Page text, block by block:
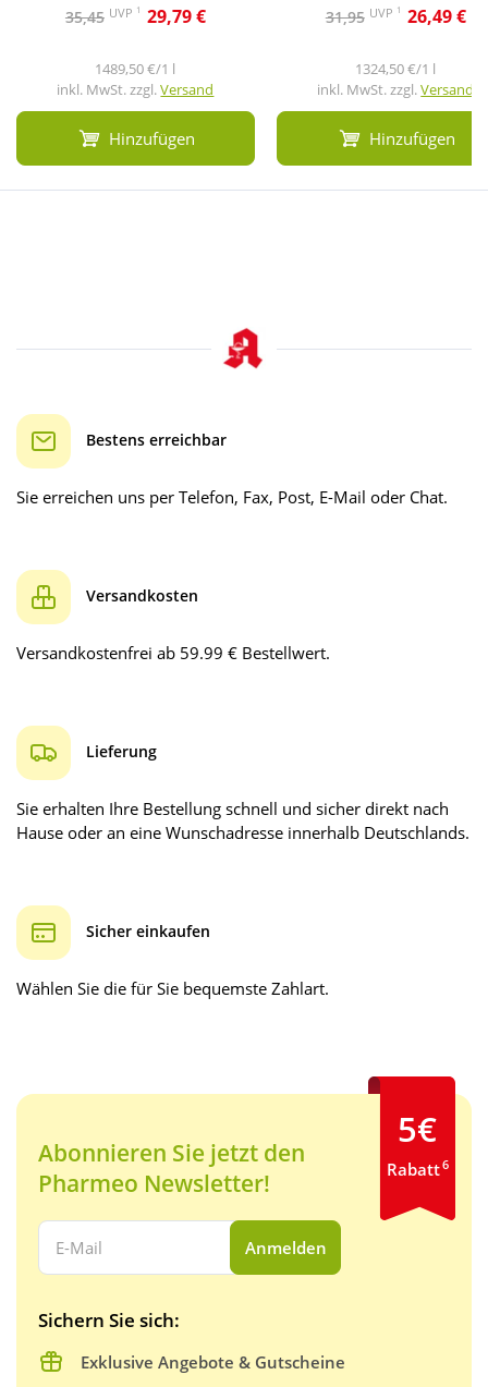
35,45 UVP 1 29,79 €
1489,50 €/1 l
inkl. MwSt. zzgl.Versand
Hinzufügen
31,95 UVP 1 26,49 €
1324,50 €/1 l
inkl. MwSt. zzgl.Versand
Hinzufügen
Bestens erreichbar
Sie erreichen uns per Telefon, Fax, Post, E-Mail oder Chat.
Versandkosten
Versandkostenfrei ab 59.99 € Bestellwert.
Lieferung
Sie erhalten Ihre Bestellung schnell und sicher direkt nach
Hause oder an eine Wunschadresse innerhalb Deutschlands.
Sicher einkaufen
Wählen Sie die für Sie bequemste Zahlart.
Abonnieren Sie jetzt den
Pharmeo Newsletter!
Ihre E-Mail Adresse:
Anmelden
Sichern Sie sich:
Exklusive Angebote & Gutscheine
5€
Rabatt6